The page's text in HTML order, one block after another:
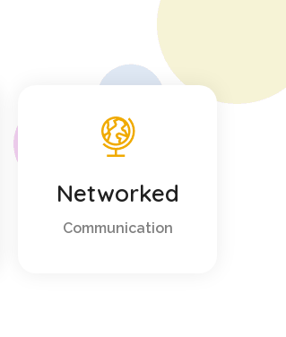
Networked
Communication